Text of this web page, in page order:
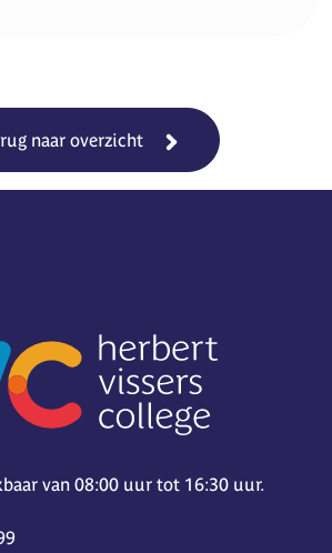
naar overzicht
van 08:00 uur tot 16:30 uur.